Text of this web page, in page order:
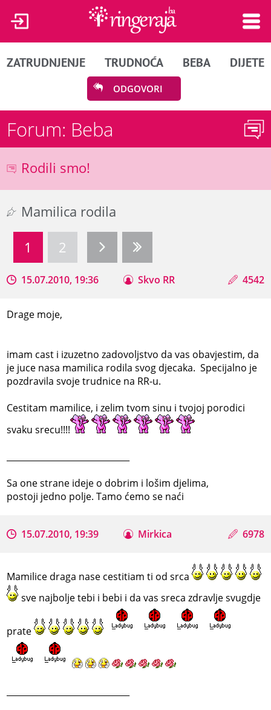
ZATRUDNJENJE TRUDNOĆA BEBA DIJETE
ODGOVORI
Forum: Beba
Rodili smo!
Mamilica rodila
1
2
15.07.2010, 19:36 Skvo RR 4542
Drage moje,
imam cast i izuzetno zadovoljstvo da vas obavjestim, da
je juce nasa mamilica rodila svog djecaka. Specijalno je
pozdravila svoje trudnice na RR-u.
Cestitam mamilice, i zelim tvom sinu i tvojoj porodici
svaku srecu!!!!
Sa one strane ideje o dobrim i lošim djelima,
postoji jedno polje. Tamo ćemo se naći
15.07.2010, 19:39 Mirkica 6978
Mamilice draga nase cestitiam ti od srca
sve najbolje tebi i bebi i da vas sreca zdravlje svugdje
prate